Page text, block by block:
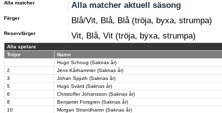
Alla matcher Alla matcher aktuell säsong
Färger Blå/Vit, Blå, Blå (tröja, byxa, strumpa)
Reservfärger Vit, Blå, Vit (tröja, byxa, strumpa)
Alla spelare
Tröjnr
Namn
Hugo Schoug (Saknas år)
2
Jens Kårhammer (Saknas år)
3
Johan Spjuth (Saknas år)
5
Hugo Svärd (Saknas år)
6
Christoffer Johansson (Saknas år)
8
Benjamin Forsgren (Saknas år)
10
Morgan Strandhamn (Saknas år)